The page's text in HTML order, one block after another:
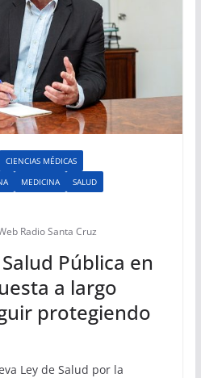
CIENCIAS MÉDICAS
MEDICINA
SALUD
Radio Santa Cruz
Pública en
a largo
protegiendo
Ley de Salud por la